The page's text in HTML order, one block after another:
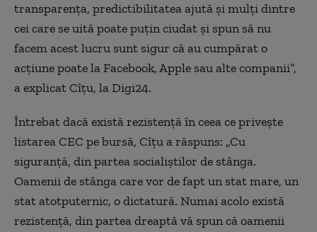
transparenţa, predictibilitatea ajută şi mulţi dintre
cei care se uită poate puţin ciudat şi spun să nu
facem acest lucru sunt sigur că au cumpărat o
acţiune poate la Facebook, Apple sau alte companii”,
a explicat Cîţu, la Digi24.
Întrebat dacă există rezistenţă în ceea ce priveşte
listarea CEC pe bursă, Cîţu a răspuns: „Cu
siguranţă, din partea socialiştilor de stânga.
Oamenii de stânga care vor de fapt un stat mare, un
stat atotputernic, o dictatură. Numai acolo există
rezistenţă, din partea dreaptă vă spun că oamenii